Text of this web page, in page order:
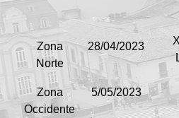
Zona
Norte
28/04/2023
Zona
Occidente
5/05/2023